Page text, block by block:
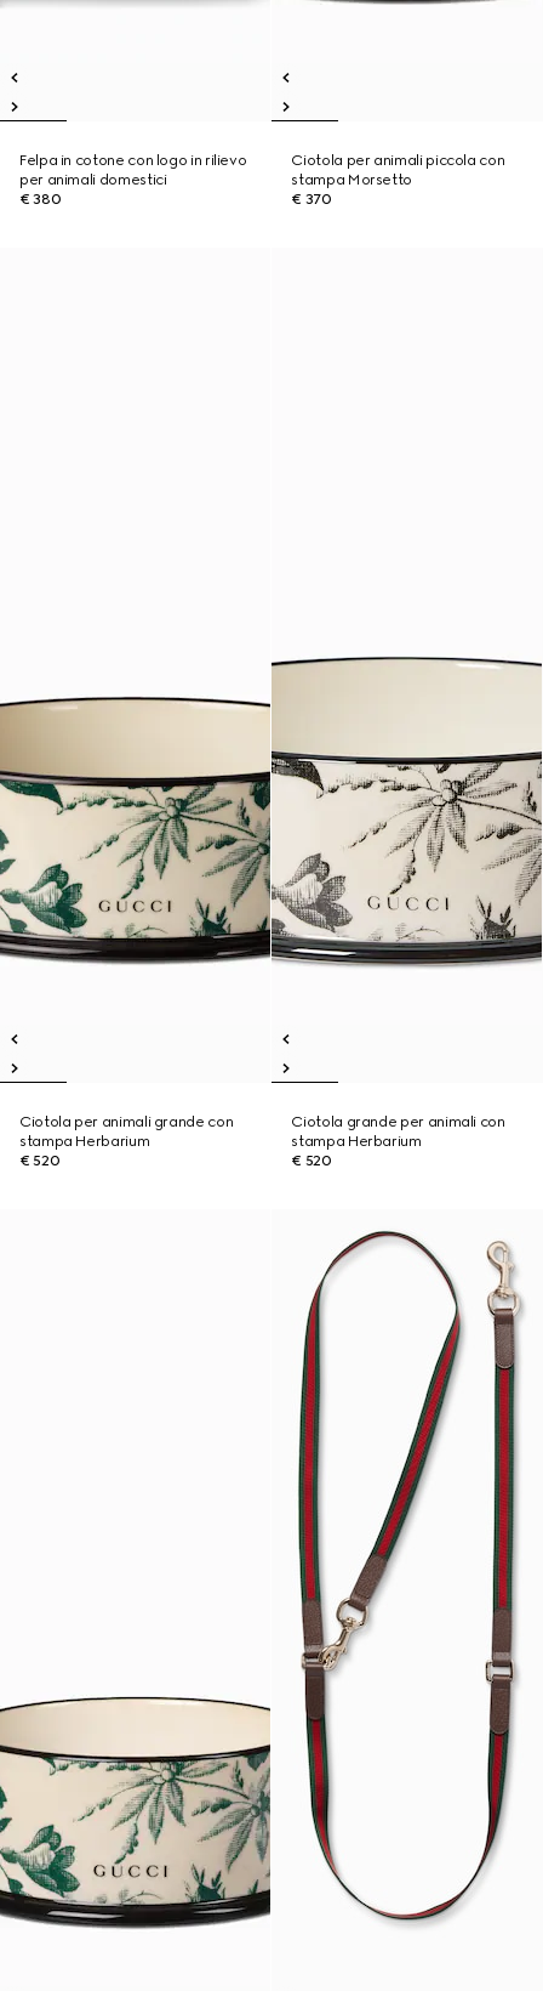
Felpa in cotone con logo in rilievo
per animali domestici
€ 380
Ciotola per animali piccola con
stampa Morsetto
€ 370
Ciotola per animali grande con
stampa Herbarium
€ 520
Ciotola grande per animali con
stampa Herbarium
€ 520